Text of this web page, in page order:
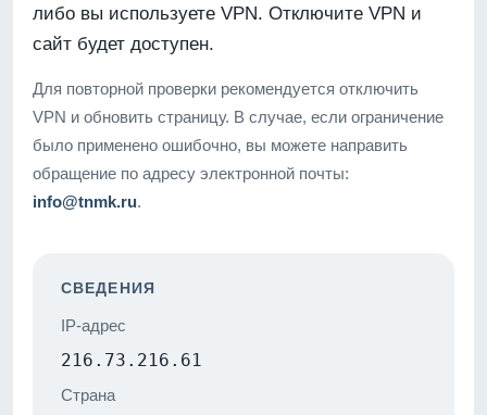
либо вы используете VPN. Отключите VPN и
сайт будет доступен.
Для повторной проверки рекомендуется отключить
VPN и обновить страницу. В случае, если ограничение
было применено ошибочно, вы можете направить
обращение по адресу электронной почты:
info@tnmk.ru.
СВЕДЕНИЯ
IP-адрес
216.73.216.61
Страна